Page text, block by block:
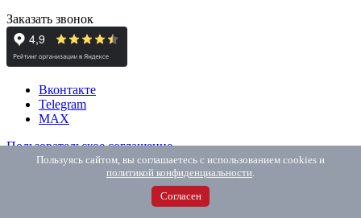
Заказать звонок
Вконтакте
Telegram
MAX
Пользовательское соглашение
ИП Елисеева М.А., ОГРНИП: 325784700182176
190005, г. Санкт-Петербург, набережная Обводного Канала, д.
2026 © Интернет-магазин ТДМ
Пользуясь сайтом, вы соглашаетесь с использованием cookies и
политикой конфиденциальности.
Согласен